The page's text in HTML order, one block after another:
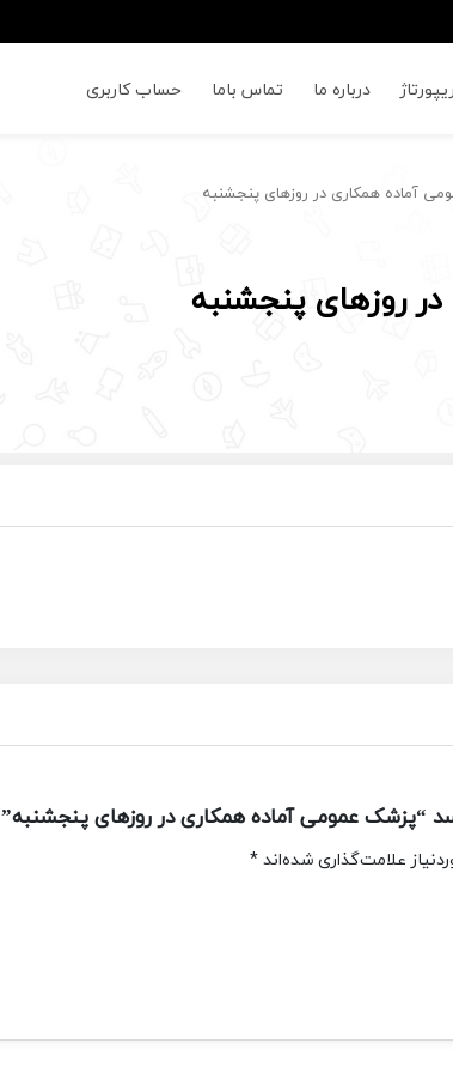
ریپورتاژ درباره ما تماس باما حساب کاربری
آماده همکاری در روزهای پنجشنبه
روزهای پنجشنبه
“پزشک عمومی آماده همکاری در روزهای پنجشنبه”
علامت‌گذاری شده‌اند*